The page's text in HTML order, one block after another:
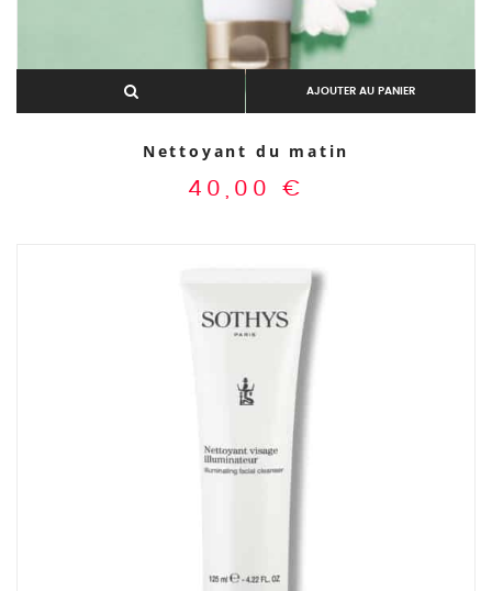
AJOUTER AU PANIER
Nettoyant du matin
40,00 €